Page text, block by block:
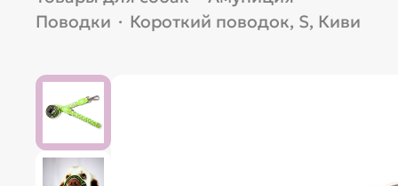
Поводки · Короткий поводок, S, Киви